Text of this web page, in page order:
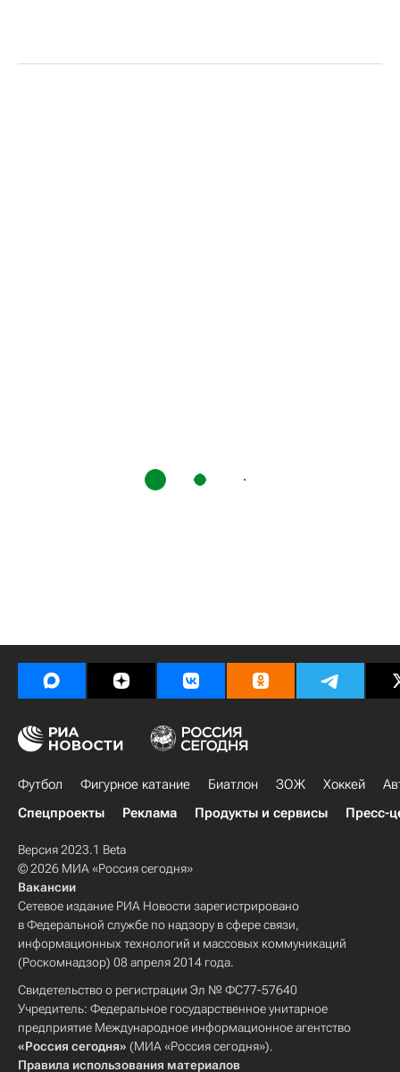
Футбол Фигурное катание Биатлон ЗОЖ Хоккей
Спецпроекты
Реклама Продукты и сервисы Пресс-
Версия 2023.1 Beta
© 2026 МИА «Россия сегодня»
Вакансии
Сетевое издание РИА Новости зарегистрировано
в Федеральной службе по надзору в сфере связи,
информационных технологий и массовых коммуникаций
(Роскомнадзор) 08 апреля 2014 года.
Свидетельство о регистрации Эл № ФС77-57640
Учредитель: Федеральное государственное унитарное
предприятие Международное информационное агентство
«Россия сегодня» (МИА «Россия сегодня»).
Правила использования материалов